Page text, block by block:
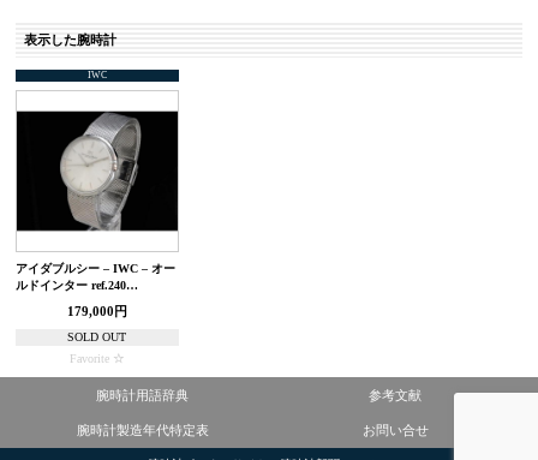
表示した腕時計
IWC
アイダブルシー – IWC – オー
ルドインター ref.240…
179,000円
SOLD OUT
Favorite
腕時計用語辞典 参考文献
腕時計製造年代特定表 お問い合せ